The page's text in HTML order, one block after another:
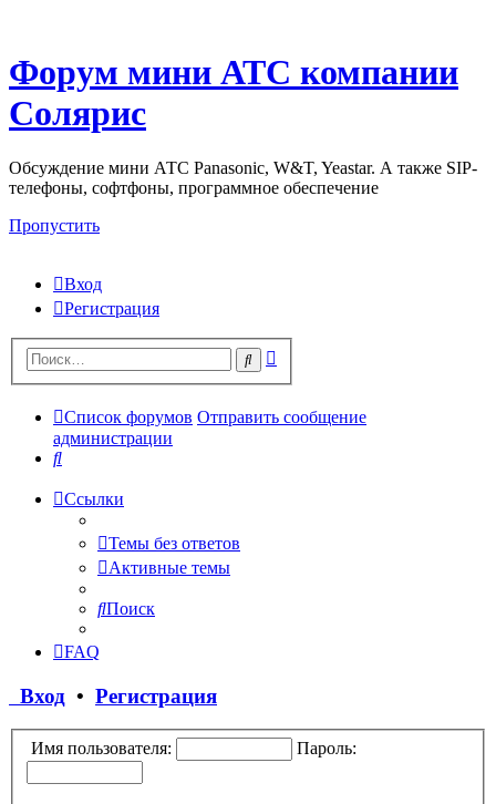
Форум мини АТС компании
Солярис
Обсуждение мини АТС Panasonic, W&T, Yeastar. А также SIP-
телефоны, софтфоны, программное обеспечение
Пропустить
Вход
Регистрация
Поиск
Список форумов Отправить сообщение
администрации
Поиск
Ссылки
Темы без ответов
Активные темы
Поиск
FAQ
Вход • Регистрация
Имя пользователя: Пароль: